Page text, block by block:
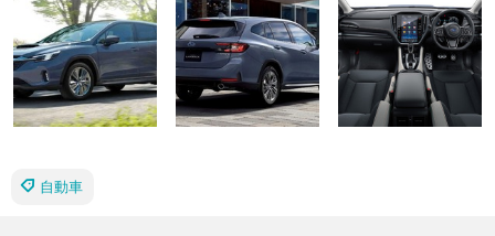
自動車